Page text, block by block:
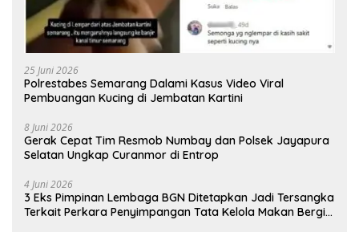
25 Juni 2026
Polrestabes Semarang Dalami Kasus Video Viral
Pembuangan Kucing di Jembatan Kartini
8 Juni 2026
Gerak Cepat Tim Resmob Numbay dan Polsek Jayapura
Selatan Ungkap Curanmor di Entrop
4 Juni 2026
3 Eks Pimpinan Lembaga BGN Ditetapkan Jadi Tersangka
Terkait Perkara Penyimpangan Tata Kelola Makan Bergizi